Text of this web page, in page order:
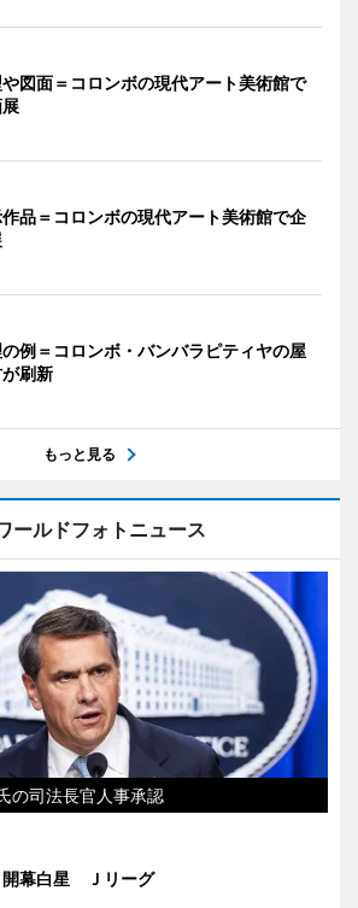
図面＝コロンボの現代アート美術館で
作品＝コロンボの現代アート美術館で企
例＝コロンボ・バンバラピティヤの屋
刷新
もっと見る
ールドフォトニュース
の司法長官人事承認
開幕白星 Ｊリーグ